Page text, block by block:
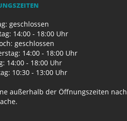
geschlossen
14:00 - 18:00 Uhr
geschlossen
14:00 - 18:00 Uhr
14:00 - 18:00 Uhr
10:30 - 13:00 Uhr
außerhalb der Öffnungszeiten nach